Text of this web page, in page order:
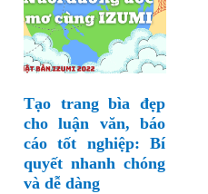
Tạo trang bìa đẹp
cho luận văn, báo
cáo tốt nghiệp: Bí
quyết nhanh chóng
và dễ dàng